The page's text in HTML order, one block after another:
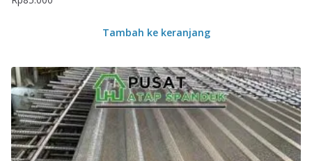
Tambah ke keranjang